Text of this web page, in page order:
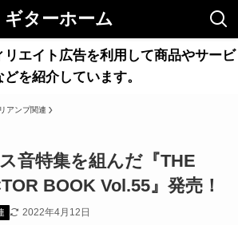
ギターホーム
エイト広告を利用して商品やサービ
どを紹介しています。
アンプ関連
音特集を組んだ『THE
BOOK Vol.55』発売！
2022年4月12日